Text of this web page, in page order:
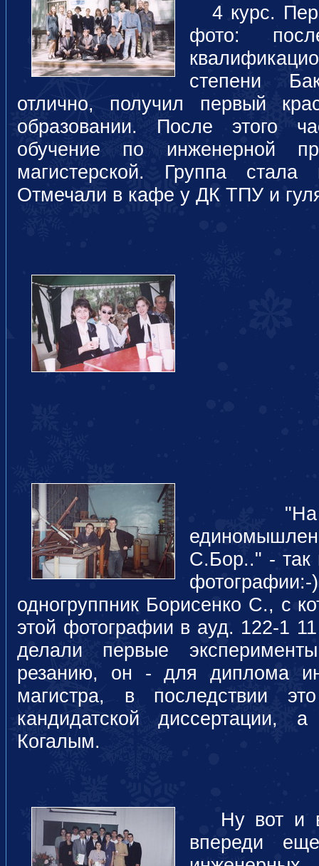
4 курс.
фото:
степени
отлично, получил первый
образовании. После этого
обучение по инженерной
магистерской. Группа стала
Отмечали в кафе у ДК ТПУ и
"На
С.Бор.." - так
одногруппник Борисенко С., с
этой фотографии в ауд. 122-1
делали первые
резанию, он - для диплома
магистра, в последствии
кандидатской диссертации,
Когалым.
Ну вот и
впереди